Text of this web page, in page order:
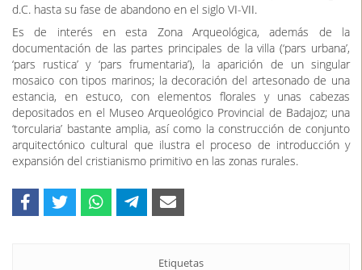
Es de interés en esta Zona Arqueológica, además de la
documentación de las partes principales de la villa (‘pars urbana’,
‘pars rustica’ y ‘pars frumentaria’), la aparición de un singular
mosaico con tipos marinos; la decoración del artesonado de una
estancia, en estuco, con elementos florales y unas cabezas
depositados en el Museo Arqueológico Provincial de Badajoz; una
‘torcularia’ bastante amplia, así como la construcción de conjunto
arquitectónico cultural que ilustra el proceso de introducción y
expansión del cristianismo primitivo en las zonas rurales.